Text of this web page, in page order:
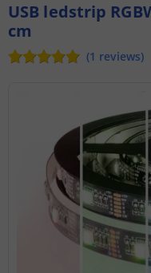
USB ledstrip
cm
(1 reviews)